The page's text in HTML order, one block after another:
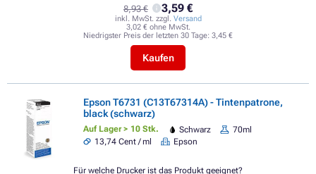
8,93 € 3,59 €
inkl. MwSt. zzgl. Versand
3,02 € ohne MwSt.
Niedrigster Preis der letzten 30 Tage: 3,45 €
Kaufen
Epson T6731 (C13T67314A) - Tintenpatrone,
black (schwarz)
Auf Lager > 10 Stk. Schwarz
70ml
13,74 Cent / ml
Epson
Für welche Drucker ist das Produkt geeignet?